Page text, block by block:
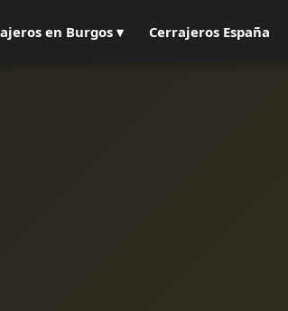
en Burgos ▾ Cerrajeros España